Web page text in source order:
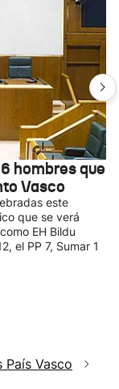
hombres que
Vasco
este
que se verá
EH Bildu
el PP 7, Sumar 1
País Vasco